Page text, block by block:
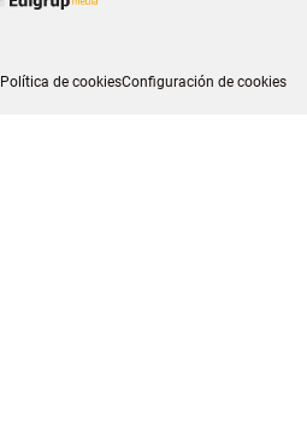
Política de cookiesConfiguración de cookies